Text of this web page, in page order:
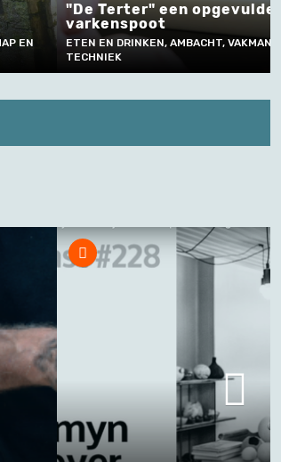
"De Terter" een opgevulde
varkenspoot
ETEN EN DRINKEN, AMBACHT, VAKMANSCHAP EN